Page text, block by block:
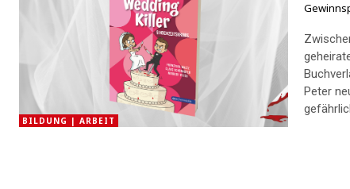
BILDUNG | ARBEIT
Peter